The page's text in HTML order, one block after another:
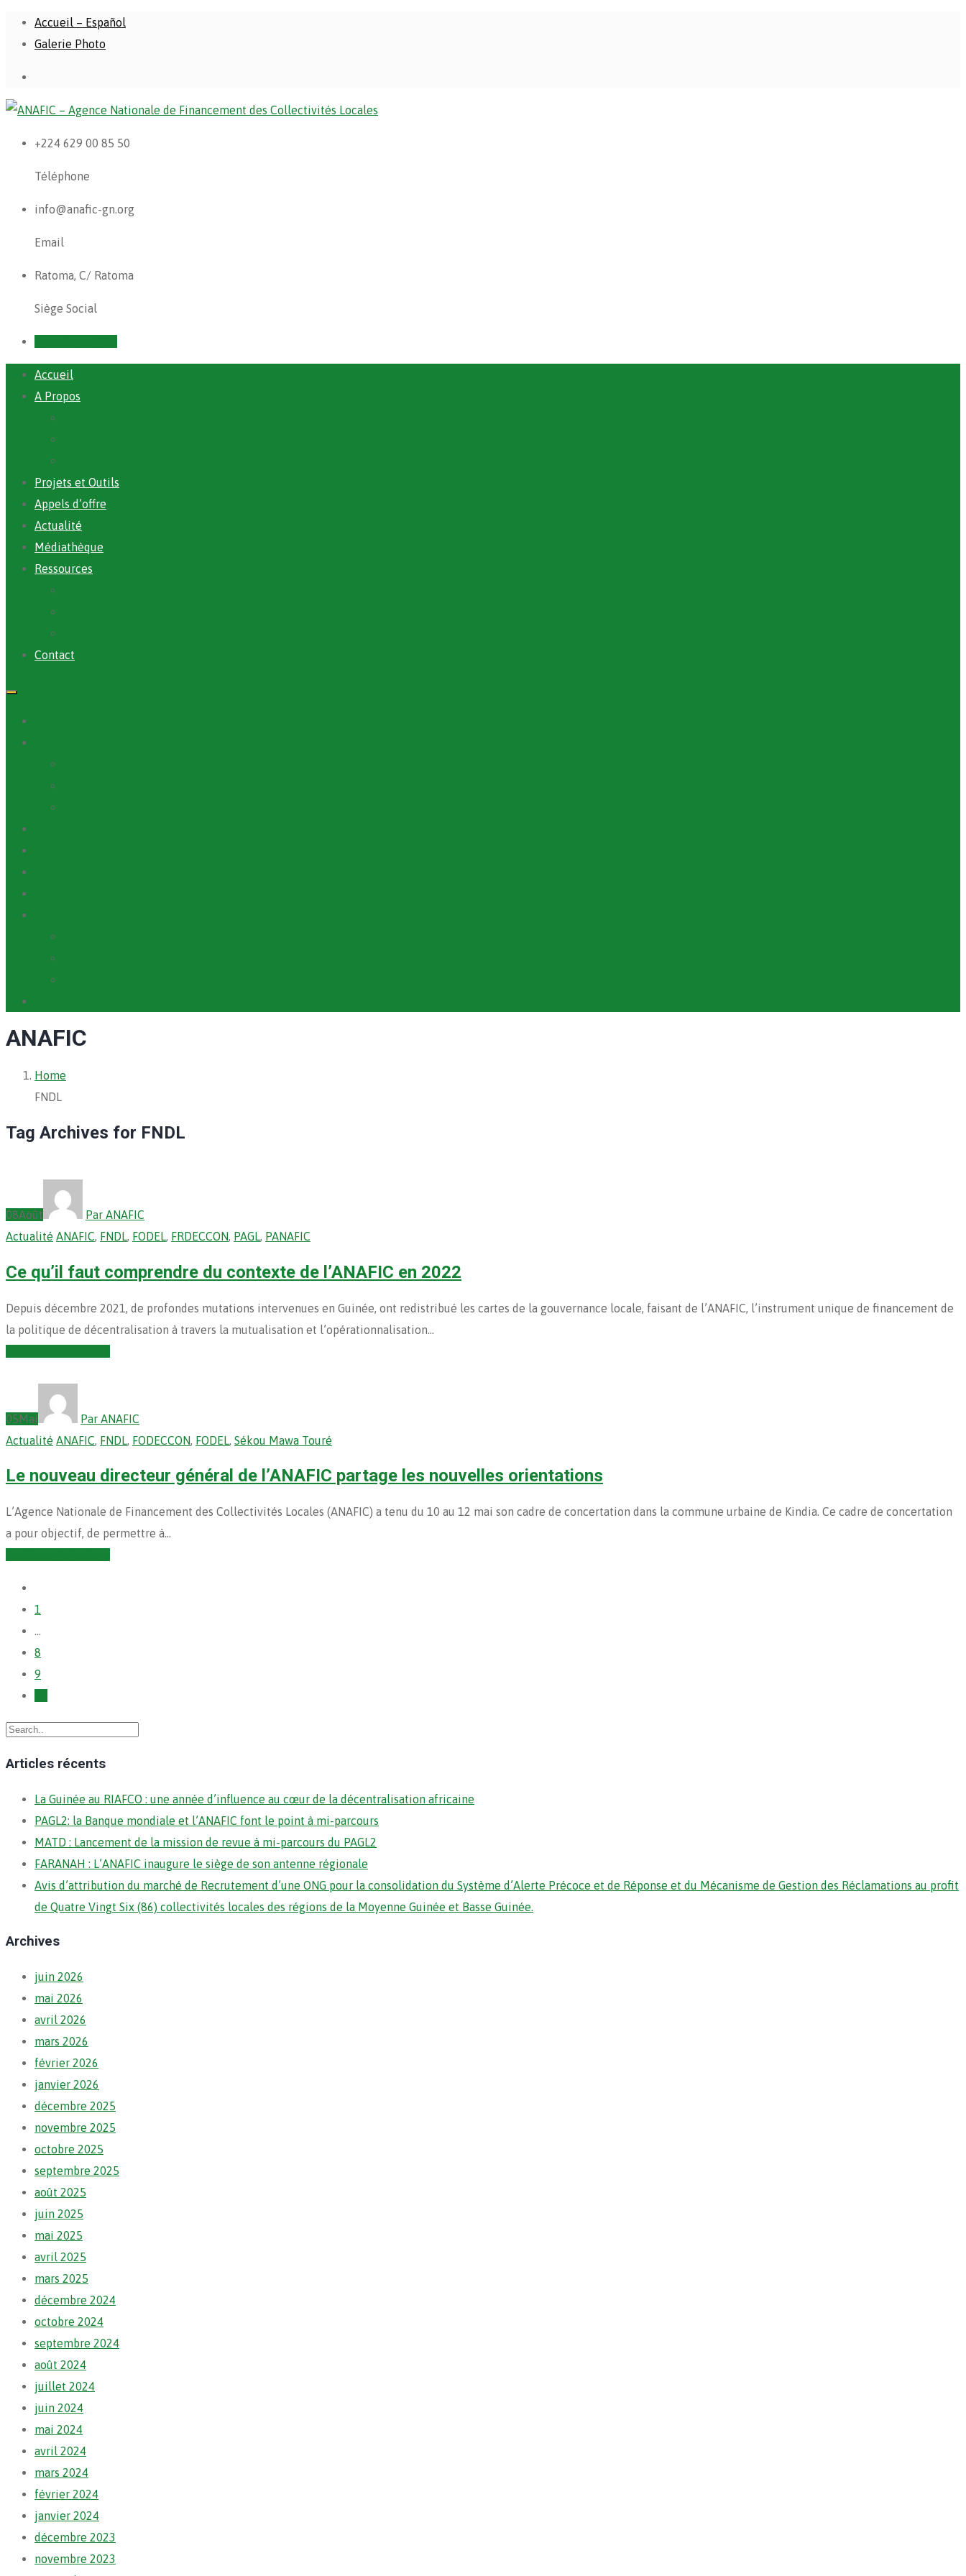
Accueil – Español
Galerie Photo
+224 629 00 85 50
Téléphone
info@anafic-gn.org
Email
Ratoma, C/ Ratoma
Siège Social
Accueil
A Propos
Projets et Outils
Appels d’offre
Actualité
Médiathèque
Ressources
Contact
ANAFIC
Home
FNDL
Tag Archives for FNDL
08Août
Par ANAFIC
Actualité ANAFIC, FNDL, FODEL, FRDECCON, PAGL, PANAFIC
Ce qu’il faut comprendre du contexte de l’ANAFIC en 2022
Depuis décembre 2021, de profondes mutations intervenues en Guinée, ont redistribué les cartes de la gouvernance locale, faisant de l’ANAFIC, l’instrument unique de financement de
la politique de décentralisation à travers la mutualisation et l’opérationnalisation…
05Mai
Par ANAFIC
Actualité ANAFIC FNDL FODECCON FODEL Sékou Mawa Touré
Le nouveau directeur général de l’ANAFIC partage les nouvelles orientations
L’Agence Nationale de Financement des Collectivités Locales (ANAFIC) a tenu du 10 au 12 mai son cadre de concertation dans la commune urbaine de Kindia. Ce cadre de concertation
a pour objectif, de permettre à…
1
…
8
9
Articles récents
La Guinée au RIAFCO : une année d’influence au cœur de la décentralisation africaine
PAGL2: la Banque mondiale et l’ANAFIC font le point à mi-parcours
MATD : Lancement de la mission de revue à mi-parcours du PAGL2
FARANAH : L’ANAFIC inaugure le siège de son antenne régionale
Avis d’attribution du marché de Recrutement d’une ONG pour la consolidation du Système d’Alerte Précoce et de Réponse et du Mécanisme de Gestion des Réclamations au profit
de Quatre Vingt Six (86) collectivités locales des régions de la Moyenne Guinée et Basse Guinée.
Archives
juin 2026
mai 2026
avril 2026
mars 2026
février 2026
janvier 2026
décembre 2025
novembre 2025
octobre 2025
septembre 2025
août 2025
juin 2025
mai 2025
avril 2025
mars 2025
décembre 2024
octobre 2024
septembre 2024
août 2024
juillet 2024
juin 2024
mai 2024
avril 2024
mars 2024
février 2024
janvier 2024
décembre 2023
novembre 2023